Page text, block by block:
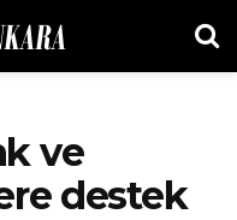
ve
destek